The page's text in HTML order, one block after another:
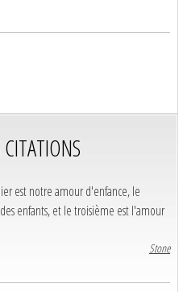
CITATIONS
est notre amour d'enfance, le
enfants, et le troisième est l'amour
Stone